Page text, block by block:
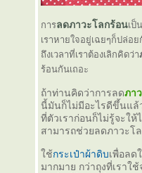
การลดภาวะโลกร้อนเป็
เราหายใจอยู่เฉยๆก็ปล่อ
ถึงเวลาที่เราต้องเลิกคิดว่า
ร้อนกันเถอะ
ถ้าท่านคิดว่าการลดภา
นี้มันก็ไม่มีอะไรดีขึ้นแล้
ที่ตัวเราก่อนก็ไม่รู้จะให้
สามารถช่วยลดภาวะโ
ช้กระเป๋าผ้าดิบเพื่อลด
มากมาย กว่าถุงที่เราใ